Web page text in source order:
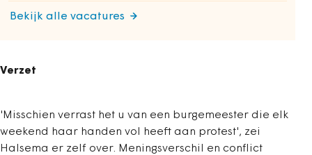
Bekijk alle vacatures
Verzet
'Misschien verrast het u van een burgemeester die elk
weekend haar handen vol heeft aan protest', zei
Halsema er zelf over. Meningsverschil en conflict